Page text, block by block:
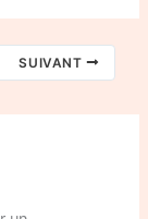
SUIVANT